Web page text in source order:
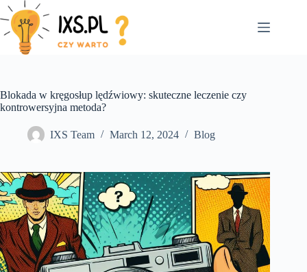
Skip
to
content
Blokada w kręgosłup lędźwiowy: skuteczne leczenie czy
kontrowersyjna metoda?
IXS Team March 12, 2024 Blog